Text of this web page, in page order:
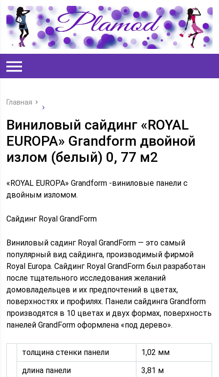
Главная
Виниловый сайдинг «ROYAL
EUROPA» Grandform двойной
излом (белый) 0, 77 м2
«ROYAL EUROPA» Grandform -виниловые панели с
двойным изломом.
Сайдинг Royal GrandForm
Виниловый садинг Royal GrandForm — это самый
популярный вид сайдинга, производимый фирмой
Royal Europa. Сайдинг Royal GrandForm был разработан
после тщательного исследования желаний
домовладельцев и их предпочтений в цветах,
поверхностях и профилях. Панели сайдинга Grandform
производятся в 10 цветах и двух формах, поверхность
панелей GrandForm оформлена «под дерево».
толщина стенки панели
1,02 мм
длина панели
3,81 м